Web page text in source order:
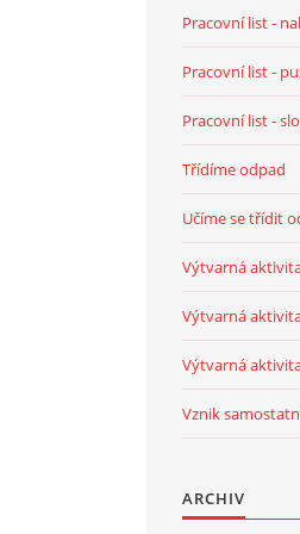
Pracovní list -
Pracovní list -
Pracovní list -
Třídíme odpad
Učíme se třídit
Výtvarná
Výtvarná
Výtvarná aktivita
Vznik
ARCHIV